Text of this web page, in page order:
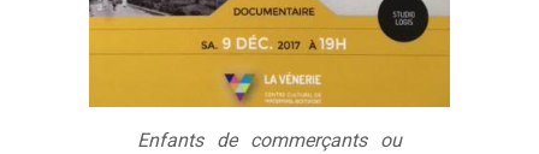
Enfants de commerçants ou